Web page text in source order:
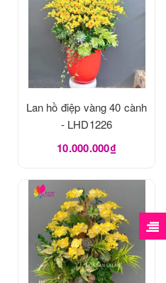
Lan hồ điệp vàng 40 cành
- LHD1226
10.000.000₫